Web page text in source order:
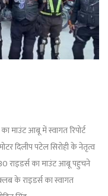
माउंट आबू में स्वागत रिपोर्ट
दिलीप पटेल सिरोही के नेतृत्व
राइडर्स का माउंट आबू पहुचने
के राइडर्स का स्वागत